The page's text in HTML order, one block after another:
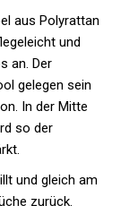
aus Polyrattan
und
an. Der
gelegen sein
In der Mitte
so der
und gleich am
zurück.